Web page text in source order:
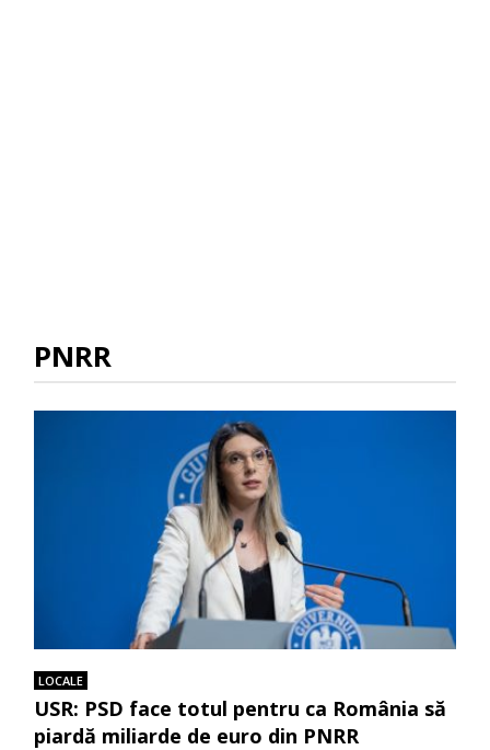
PNRR
LOCALE
USR: PSD face totul pentru ca România să
piardă miliarde de euro din PNRR